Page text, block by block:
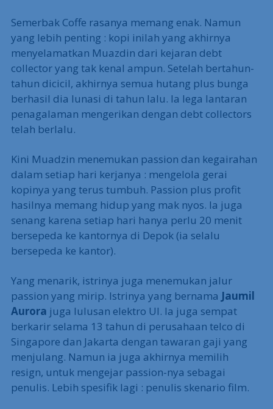
Semerbak Coffe rasanya memang enak. Namun
yang lebih penting : kopi inilah yang akhirnya
menyelamatkan Muazdin dari kejaran debt
collector yang tak kenal ampun. Setelah bertahun-
tahun dicicil, akhirnya semua hutang plus bunga
berhasil dia lunasi di tahun lalu. Ia lega lantaran
penagalaman mengerikan dengan debt collectors
telah berlalu.
Kini Muadzin menemukan passion dan kegairahan
dalam setiap hari kerjanya : mengelola gerai
kopinya yang terus tumbuh. Passion plus profit
hasilnya memang hidup yang mak nyos. Ia juga
senang karena setiap hari hanya perlu 20 menit
bersepeda ke kantornya di Depok (ia selalu
bersepeda ke kantor).
Yang menarik, istrinya juga menemukan jalur
passion yang mirip. Istrinya yang bernama Jaumil
Aurora juga lulusan elektro UI. Ia juga sempat
berkarir selama 13 tahun di perusahaan telco di
Singapore dan Jakarta dengan tawaran gaji yang
menjulang. Namun ia juga akhirnya memilih
resign, untuk mengejar passion-nya sebagai
penulis. Lebih spesifik lagi : penulis skenario film.